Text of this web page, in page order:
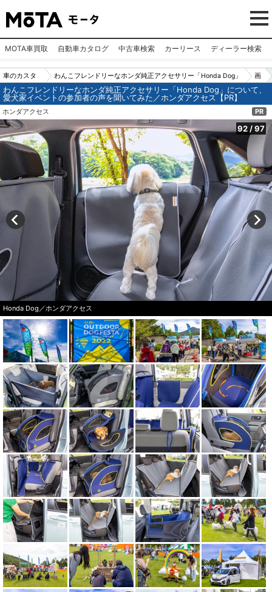
MOTA車買取 自動車カタログ 中古車検索 カーリース ディーラー検索
車のカスタ
ムパーツ
（カー用
品）
わんこフレンドリーなホンダ純正アクセサリー「Honda Dog」
について、愛犬家イベントの参加者の声を聞いてみた／ホンダ
アクセス【PR】
画
像
N
o.
92
わんこフレンドリーなホンダ純正アクセサリー「Honda Dog」について、
愛犬家イベントの参加者の声を聞いてみた／ホンダアクセス【PR】
ホンダアクセス PR
92 /97
Honda Dog／ホンダアクセス